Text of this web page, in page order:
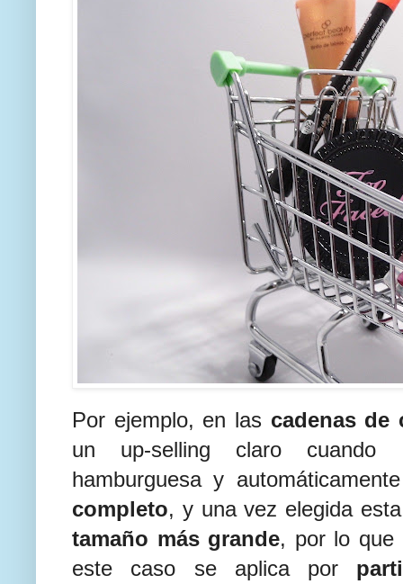
Por ejemplo, en las cadenas de
un up-selling claro
hamburguesa y
completo, y una vez elegida
tamaño más grande, por lo que
este caso se aplica por